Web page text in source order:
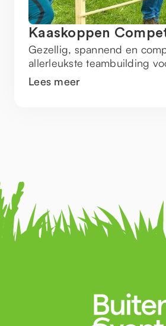
Kaaskoppen
Gezellig, spannend en
allerleukste teambuilding
Lees meer